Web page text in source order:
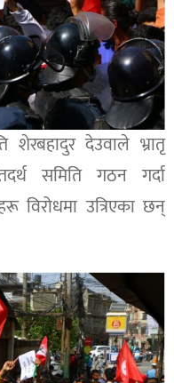
शेरबहादुर देउवाले भ्रातृ
समिति गठन गर्दा
विरोधमा उत्रिएका छन्